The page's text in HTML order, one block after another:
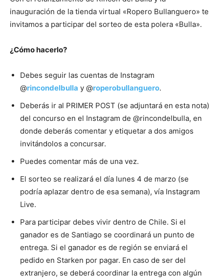
inauguración de la tienda virtual «Ropero Bullanguero» te
invitamos a participar del sorteo de esta polera «Bulla».
¿Cómo hacerlo?
Debes seguir las cuentas de Instagram
@rincondelbulla y @roperobullanguero.
Deberás ir al PRIMER POST (se adjuntará en esta nota)
del concurso en el Instagram de @rincondelbulla, en
donde deberás comentar y etiquetar a dos amigos
invitándolos a concursar.
Puedes comentar más de una vez.
El sorteo se realizará el día lunes 4 de marzo (se
podría aplazar dentro de esa semana), vía Instagram
Live.
Para participar debes vivir dentro de Chile. Si el
ganador es de Santiago se coordinará un punto de
entrega. Si el ganador es de región se enviará el
pedido en Starken por pagar. En caso de ser del
extranjero, se deberá coordinar la entrega con algún